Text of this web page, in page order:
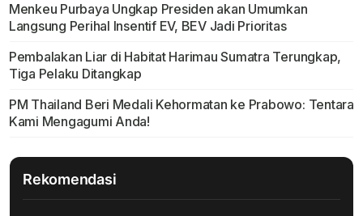
Menkeu Purbaya Ungkap Presiden akan Umumkan
Langsung Perihal Insentif EV, BEV Jadi Prioritas
Pembalakan Liar di Habitat Harimau Sumatra Terungkap,
Tiga Pelaku Ditangkap
PM Thailand Beri Medali Kehormatan ke Prabowo: Tentara
Kami Mengagumi Anda!
Rekomendasi